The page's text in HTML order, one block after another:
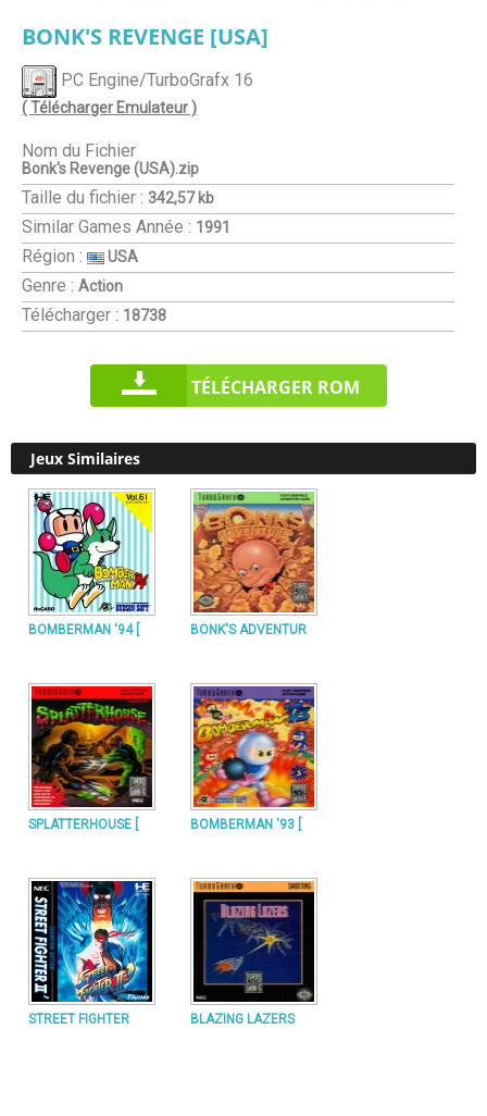
BONK'S REVENGE [USA]
PC Engine/TurboGrafx 16
( Télécharger Emulateur )
Nom du Fichier
Bonk's Revenge (USA).zip
Taille du fichier : 342,57 kb
Similar Games Année : 1991
Région : USA
Genre : Action
Télécharger : 18738
TÉLÉCHARGER ROM
Jeux Similaires
BOMBERMAN '94 [ BONK'S ADVENTUR
SPLATTERHOUSE [ BOMBERMAN '93 [
STREET FIGHTER BLAZING LAZERS